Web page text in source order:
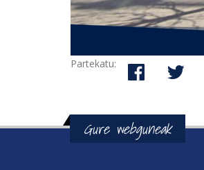
Partekatu:
Gure webguneak